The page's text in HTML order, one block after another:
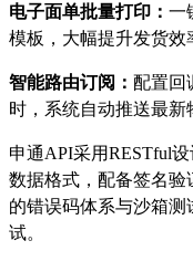
电子面单批量打印： 一
模板，大幅提升发货效
智能路由订阅： 配置回
时，系统自动推送最新
申通API采用RESTful
数据格式，配备签名
的错误码体系与沙箱
试。